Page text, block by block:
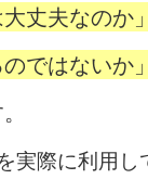
丈夫なのか
ではないか」
実際に利用し